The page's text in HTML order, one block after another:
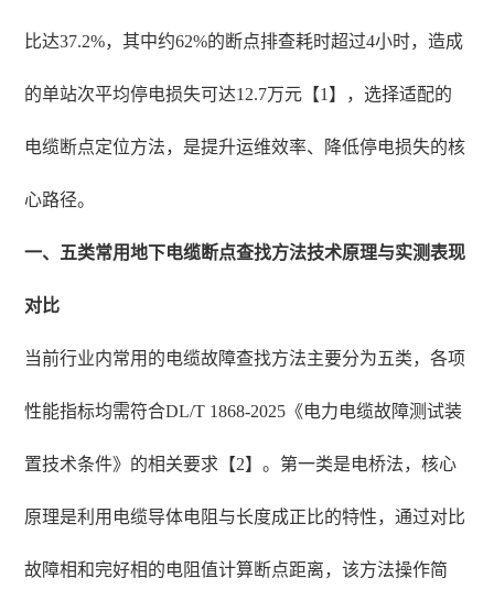
比达37.2%，其中约62%的断点排查耗时超过4小时，造成
的单站次平均停电损失可达12.7万元【1】，选择适配的
电缆断点定位方法，是提升运维效率、降低停电损失的核
心路径。
一、五类常用地下电缆断点查找方法技术原理与实测表现
对比
当前行业内常用的电缆故障查找方法主要分为五类，各项
性能指标均需符合DL/T 1868-2025《电力电缆故障测试装
置技术条件》的相关要求【2】。第一类是电桥法，核心
原理是利用电缆导体电阻与长度成正比的特性，通过对比
故障相和完好相的电阻值计算断点距离，该方法操作简